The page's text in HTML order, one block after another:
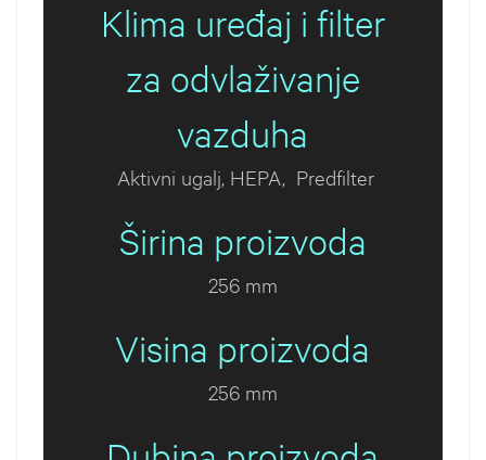
Klima uređaj i filter
za odvlaživanje
vazduha
Aktivni ugalj, HEPA, Predfilter
Širina proizvoda
256 mm
Visina proizvoda
256 mm